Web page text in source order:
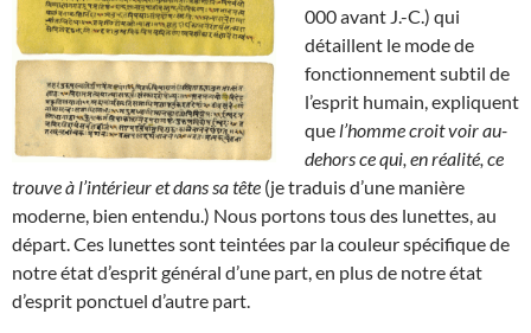
000 avant J.-C.) qui
détaillent le mode de
fonctionnement subtil de
l’esprit humain, expliquent
que l’homme croit voir au-
dehors ce qui, en réalité, ce
trouve à l’intérieur et dans sa tête (je traduis d’une manière
moderne, bien entendu.) Nous portons tous des lunettes, au
départ. Ces lunettes sont teintées par la couleur spécifique de
notre état d’esprit général d’une part, en plus de notre état
d’esprit ponctuel d’autre part.